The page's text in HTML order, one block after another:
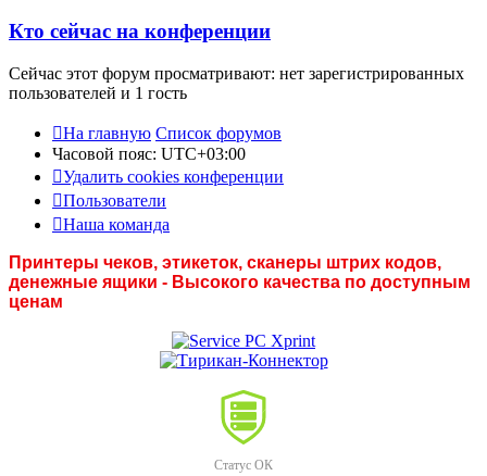
Кто сейчас на конференции
Сейчас этот форум просматривают: нет зарегистрированных
пользователей и 1 гость
На главную Список форумов
Часовой пояс: UTC+03:00
Удалить cookies конференции
Пользователи
Наша команда
Принтеры чеков, этикеток, сканеры штрих кодов,
денежные ящики - Высокого качества по доступным
ценам
Статус ОК